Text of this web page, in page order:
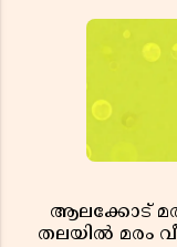
ആലക്കോട്
തലയിൽ മരം